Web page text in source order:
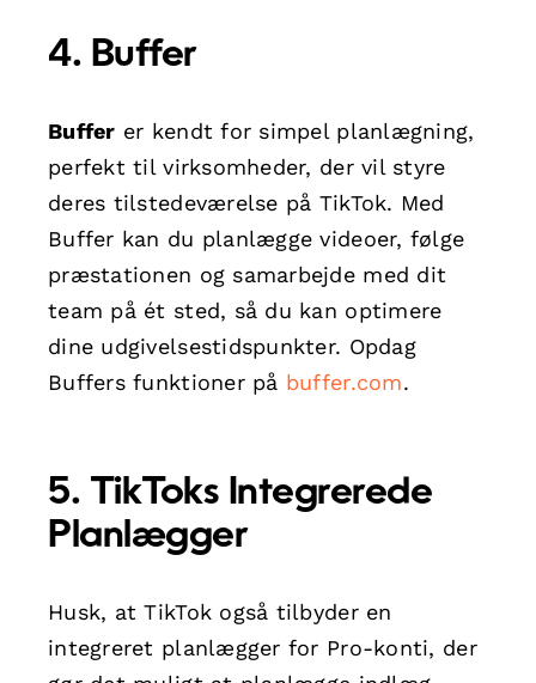
4. Buffer
Buffer er kendt for simpel planlægning,
perfekt til virksomheder, der vil styre
deres tilstedeværelse på TikTok. Med
Buffer kan du planlægge videoer, følge
præstationen og samarbejde med dit
team på ét sted, så du kan optimere
dine udgivelsestidspunkter. Opdag
Buffers funktioner på buffer.com.
5. TikToks Integrerede
Planlægger
Husk, at TikTok også tilbyder en
integreret planlægger for Pro-konti, der